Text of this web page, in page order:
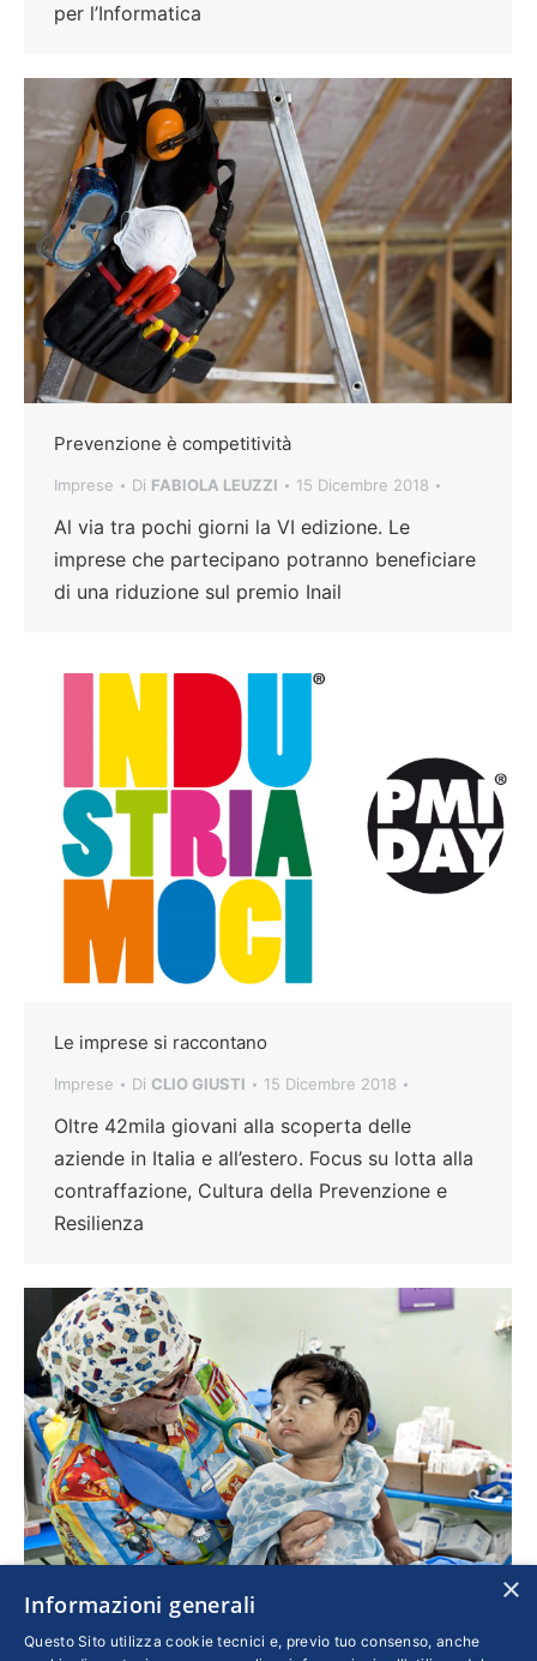
per l’Informatica
Prevenzione è competitività
Imprese Di FABIOLA LEUZZI 15 Dicembre 2018
Al via tra pochi giorni la VI edizione. Le
imprese che partecipano potranno beneficiare
di una riduzione sul premio Inail
Le imprese si raccontano
Imprese Di CLIO GIUSTI 15 Dicembre 2018
Oltre 42mila giovani alla scoperta delle
aziende in Italia e all’estero. Focus su lotta alla
contraffazione, Cultura della Prevenzione e
Resilienza
×
Informazioni generali
Questo Sito utilizza cookie tecnici e, previo tuo consenso, anche